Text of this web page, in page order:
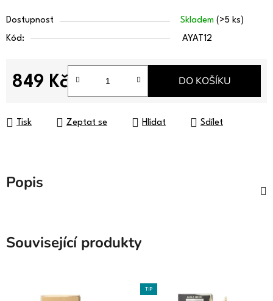
Dostupnost Skladem (>5 ks)
Kód:
AYAT12
849 Kč DO KOŠÍKU
Tisk Zeptat se Hlídat Sdílet
Popis
Související produkty
TIP